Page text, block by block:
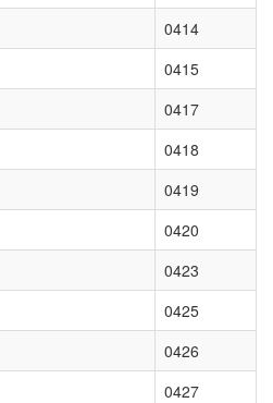
0414
0415
0417
0418
0419
0420
0423
0425
0426
0427